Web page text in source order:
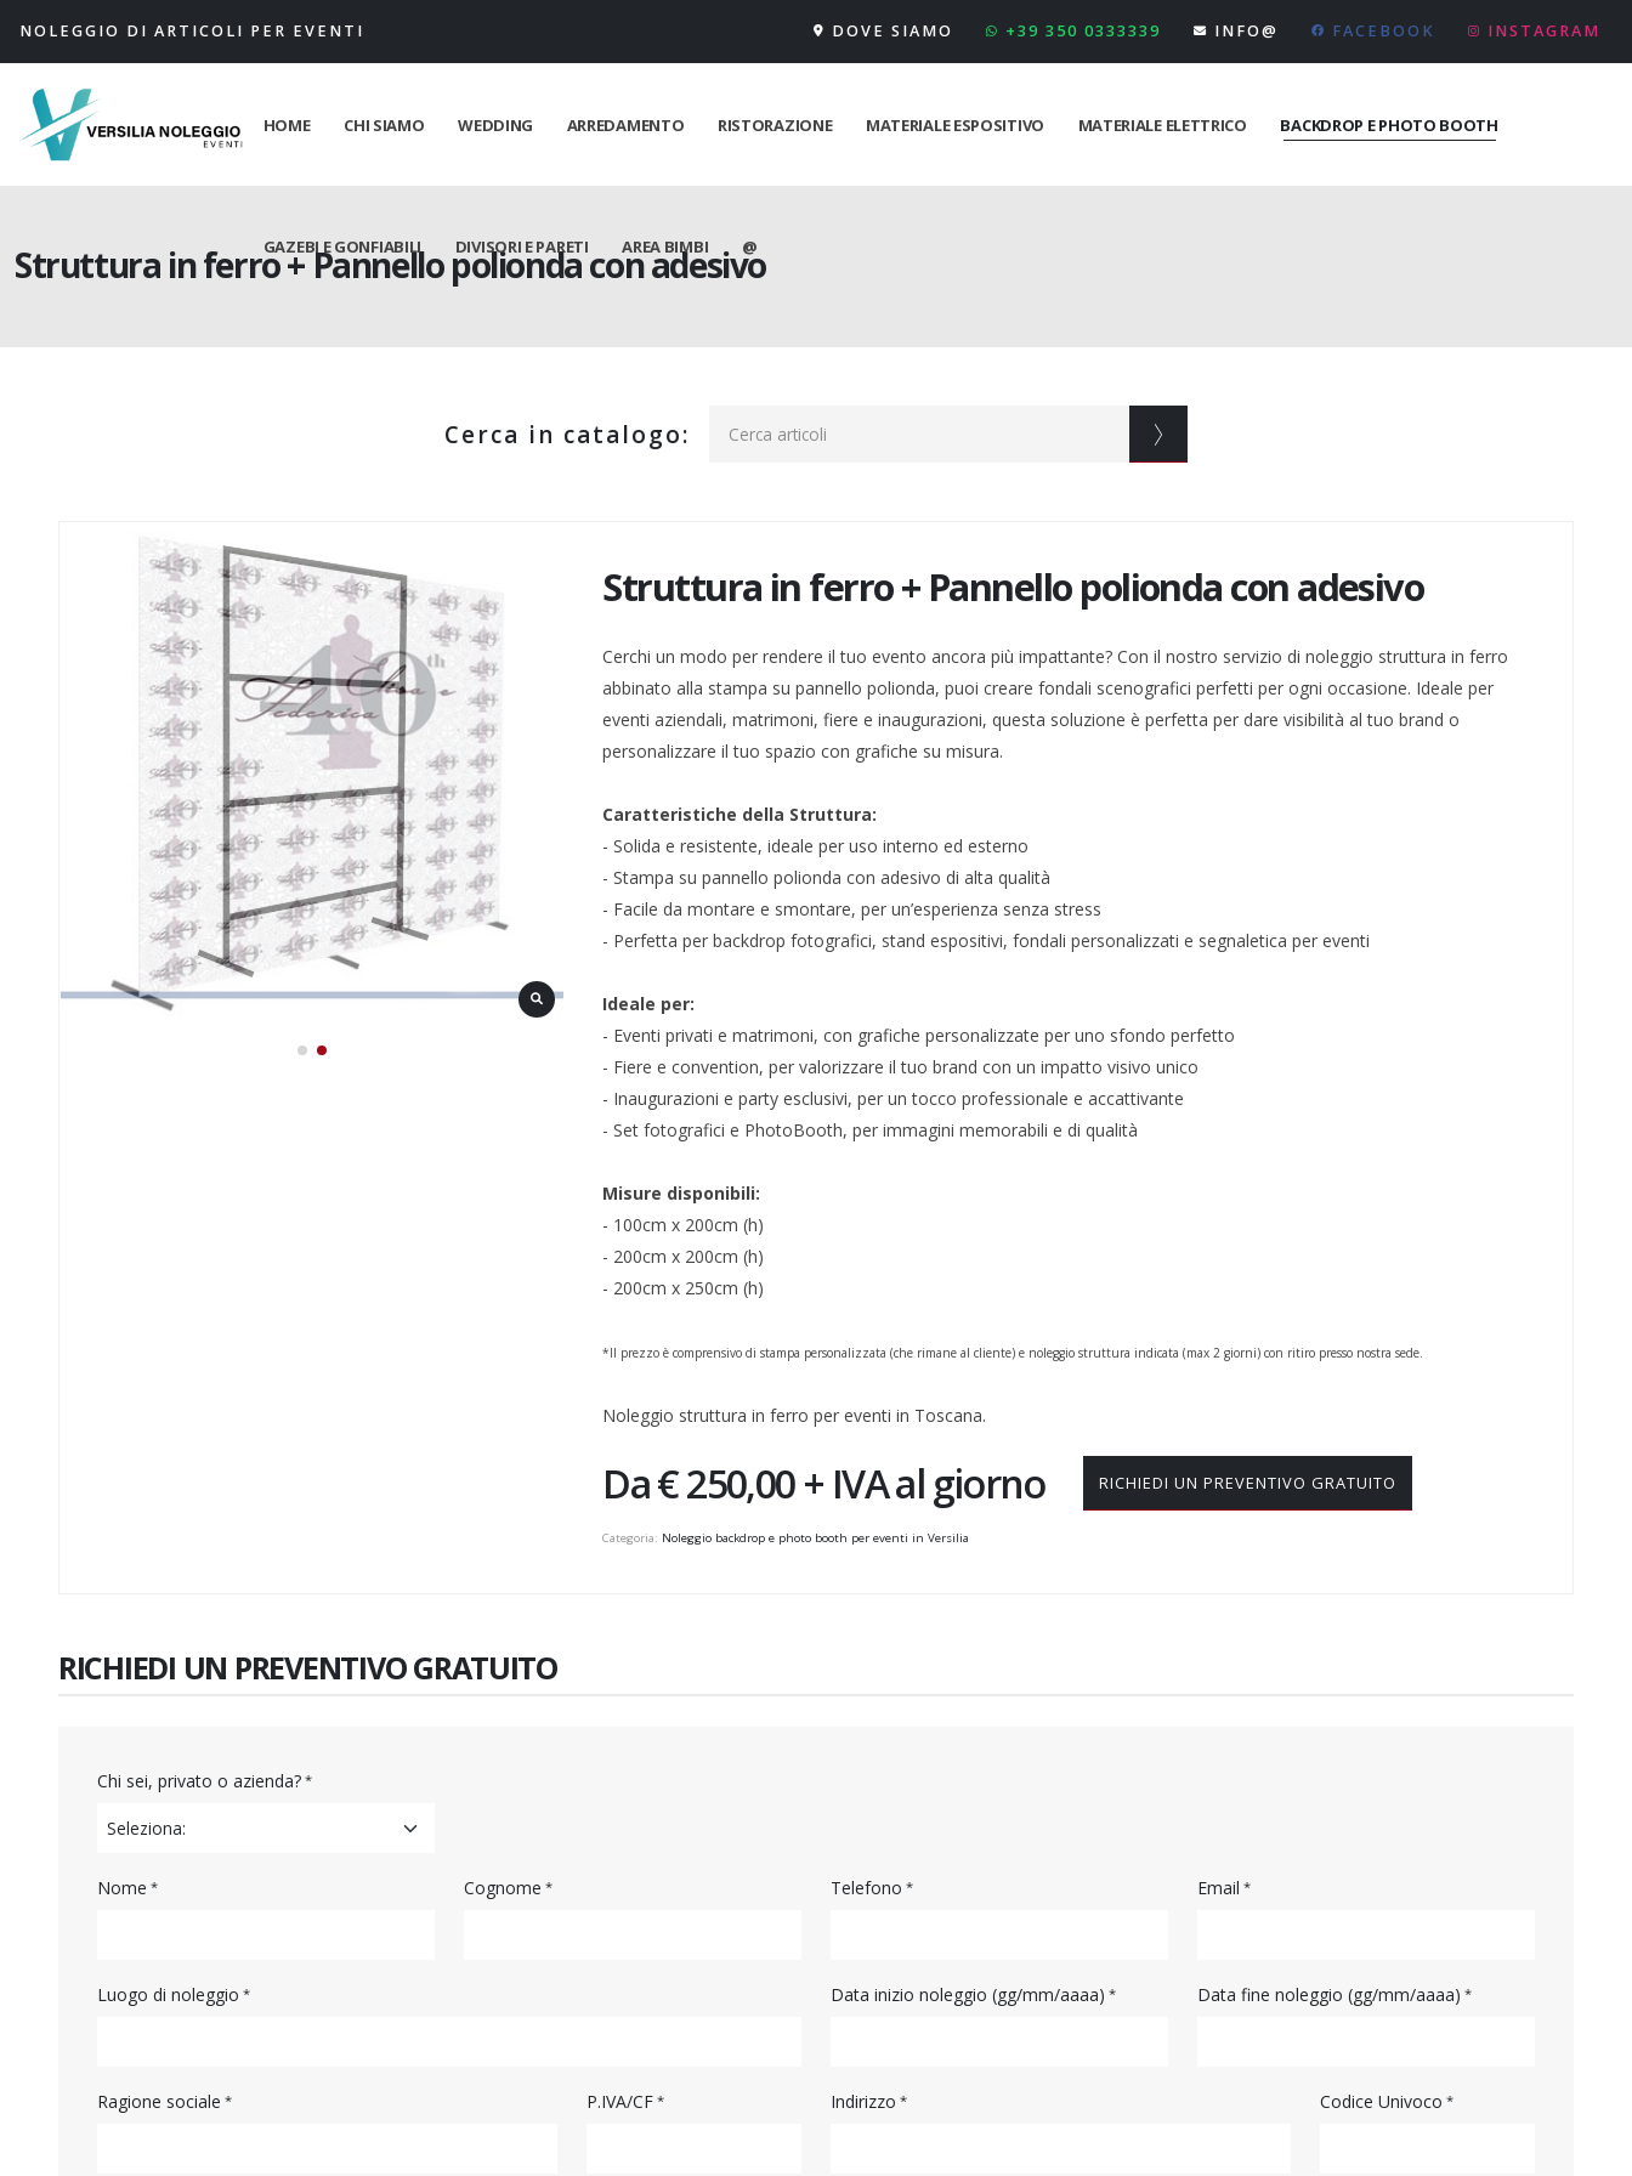
NOLEGGIO DI ARTICOLI PER EVENTI DOVE SIAMO +39 350 0333339 INFO@ FACEBOOK INSTAGRAM
HOME CHI SIAMO WEDDING ARREDAMENTO RISTORAZIONE MATERIALE ESPOSITIVO MATERIALE ELETTRICO BACKDROP E PHOTO BOOTH
GAZEBI E GONFIABILI DIVISORI E PARETI AREA BIMBI @
Struttura in ferro + Pannello polionda con adesivo
Cerca in catalogo:
Struttura in ferro + Pannello polionda con adesivo
Cerchi un modo per rendere il tuo evento ancora più impattante? Con il nostro servizio di noleggio struttura in ferro
abbinato alla stampa su pannello polionda, puoi creare fondali scenografici perfetti per ogni occasione. Ideale per
eventi aziendali, matrimoni, fiere e inaugurazioni, questa soluzione è perfetta per dare visibilità al tuo brand o
personalizzare il tuo spazio con grafiche su misura.
Caratteristiche della Struttura:
- Solida e resistente, ideale per uso interno ed esterno
- Stampa su pannello polionda con adesivo di alta qualità
- Facile da montare e smontare, per un’esperienza senza stress
- Perfetta per backdrop fotografici, stand espositivi, fondali personalizzati e segnaletica per eventi
Ideale per:
- Eventi privati e matrimoni, con grafiche personalizzate per uno sfondo perfetto
- Fiere e convention, per valorizzare il tuo brand con un impatto visivo unico
- Inaugurazioni e party esclusivi, per un tocco professionale e accattivante
- Set fotografici e PhotoBooth, per immagini memorabili e di qualità
Misure disponibili:
- 100cm x 200cm (h)
- 200cm x 200cm (h)
- 200cm x 250cm (h)
*Il prezzo è comprensivo di stampa personalizzata (che rimane al cliente) e noleggio struttura indicata (max 2 giorni) con ritiro presso nostra sede.
Noleggio struttura in ferro per eventi in Toscana.
Da € 250,00 + IVA al giorno RICHIEDI UN PREVENTIVO GRATUITO
Categoria: Noleggio backdrop e photo booth per eventi in Versilia
RICHIEDI UN PREVENTIVO GRATUITO
Chi sei, privato o azienda?
Nome Cognome Telefono Email
Luogo di noleggio Data inizio noleggio (gg/mm/aaaa) Data fine noleggio (gg/mm/aaaa)
Ragione sociale P.IVA/CF Indirizzo Codice Univoco